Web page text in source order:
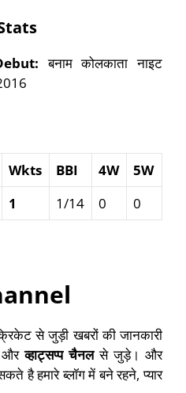
बनाम कोलकाता नाइट
Wkts BBI 4W
5W
1 1/14 0 0
से जुड़ी खबरों की जानकारी
व्हाट्सप्प चैनलसे जुड़े। और
है हमारे ब्लॉग में बने रहने, प्यार